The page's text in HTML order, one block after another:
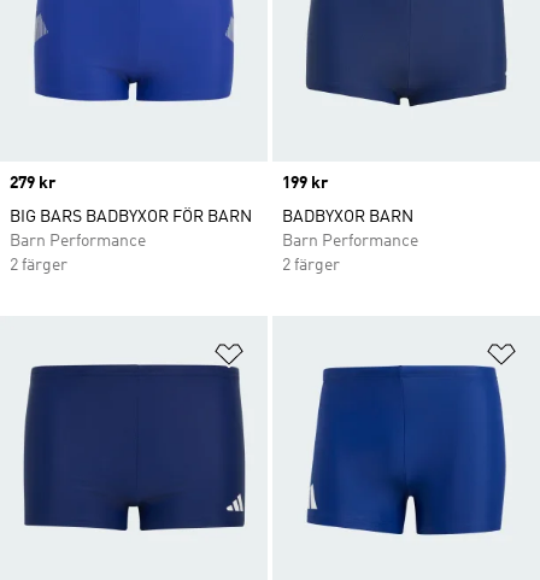
Price
279 kr
BIG BARS BADBYXOR FÖR BARN
Barn Performance
2 färger
Price
199 kr
BADBYXOR BARN
Barn Performance
2 färger